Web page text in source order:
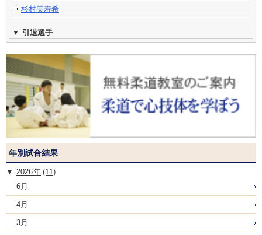
杉村美寿希
引退選手
年別試合結果
2026
(11)
6月
4月
3月